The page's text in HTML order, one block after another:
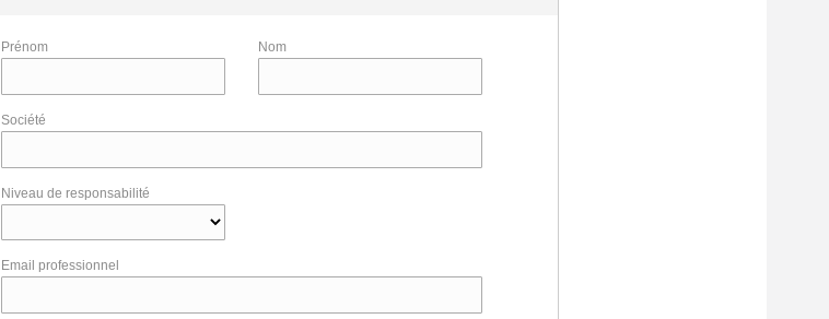
Prénom Nom
Société
Niveau de responsabilité
Email professionnel